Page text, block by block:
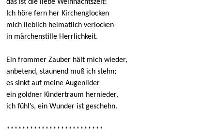
das ist die liebe Weihnachtszeit!
Ich höre fern her Kirchenglocken
mich lieblich heimatlich verlocken
in märchenstille Herrlichkeit.
Ein frommer Zauber hält mich wieder,
anbetend, staunend muß ich stehn;
es sinkt auf meine Augenlider
ein goldner Kindertraum hernieder,
ich fühl’s, ein Wunder ist geschehn.
*************************